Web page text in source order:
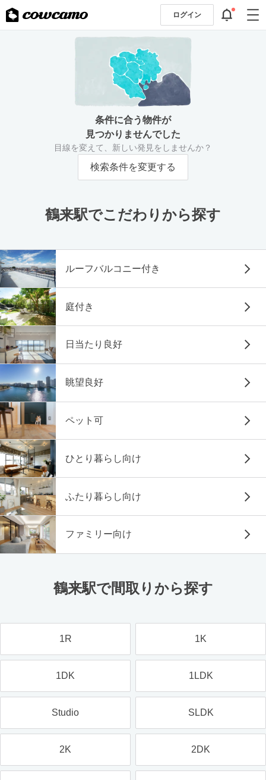
ログイン
条件に合う物件が
見つかりませんでした
目線を変えて、新しい発見をしませんか？
検索条件を変更する
鶴来駅でこだわりから探す
ルーフバルコニー付き
庭付き
日当たり良好
眺望良好
ペット可
ひとり暮らし向け
ふたり暮らし向け
ファミリー向け
鶴来駅で間取りから探す
1R 1K
1DK 1LDK
Studio SLDK
2K 2DK